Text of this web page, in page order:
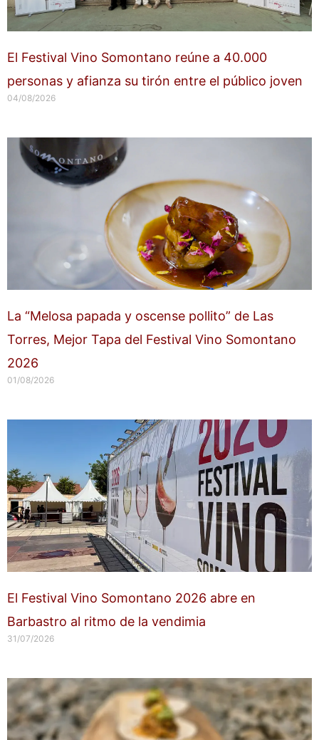
El Festival Vino Somontano reúne a 40.000
personas y afianza su tirón entre el público joven
04/08/2026
La “Melosa papada y oscense pollito” de Las
Torres, Mejor Tapa del Festival Vino Somontano
2026
01/08/2026
El Festival Vino Somontano 2026 abre en
Barbastro al ritmo de la vendimia
31/07/2026